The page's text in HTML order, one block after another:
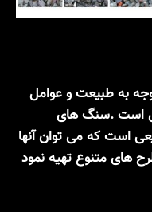
به طبیعت و عوامل
است .سنگ های
است که می توان آنها
های متنوع تهیه نمود